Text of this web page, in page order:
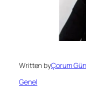
Written byÇorum
Genel